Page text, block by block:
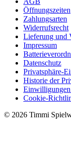
Öffnungszeiten
Zahlungsarten
Widerrufsrecht
Lieferung und
Impressum
Datenschutz
Privatsphäre-
Historie der
Cookie-
© 2026 Timmi